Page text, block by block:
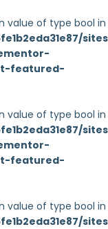
value of type bool in
featured-
value of type bool in
featured-
value of type bool in